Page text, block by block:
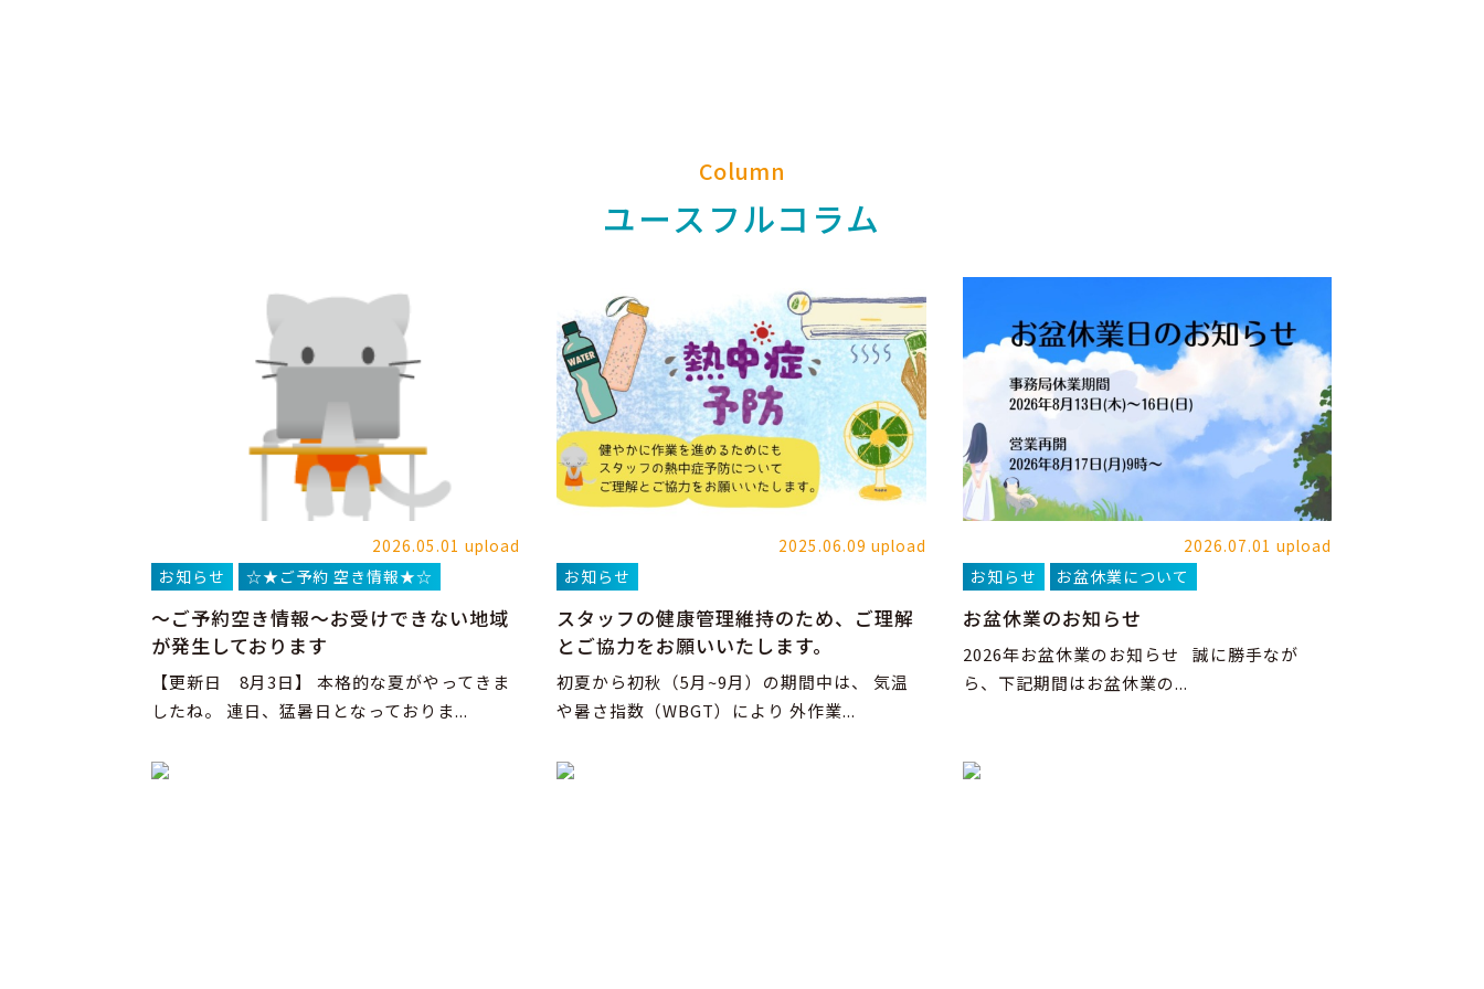
Column
ユースフルコラム
2026.05.01 upload
お知らせ
☆★ご予約 空き情報★☆
～ご予約空き情報～お受けできない地域
が発生しております
【更新日 8月3日】 本格的な夏がやってきま
したね。 連日、猛暑日となっておりま...
2025.06.09 upload
お知らせ
スタッフの健康管理維持のため、ご理解
とご協力をお願いいたします。
初夏から初秋（5月~9月）の期間中は、 気温
や暑さ指数（WBGT）により 外作業...
2026.07.01 upload
お知らせ
お盆休業について
お盆休業のお知らせ
2026年お盆休業のお知らせ 誠に勝手なが
ら、下記期間はお盆休業の...